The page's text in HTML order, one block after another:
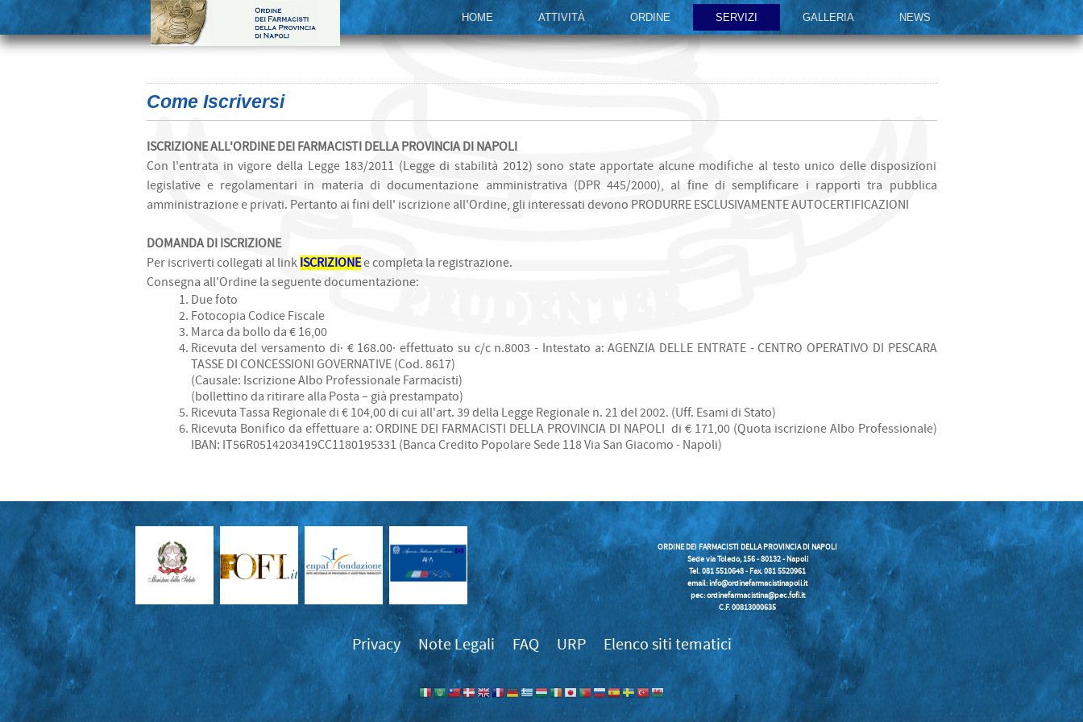
HOME ATTIVITÀ ORDINE SERVIZI GALLERIA NEWS
Come Iscriversi
ISCRIZIONE ALL'ORDINE DEI FARMACISTI DELLA PROVINCIA DI NAPOLI
Con l'entrata in vigore della Legge 183/2011 (Legge di stabilità 2012) sono state apportate alcune modifiche al testo unico delle disposizioni
legislative e regolamentari in materia di documentazione amministrativa (DPR 445/2000), al fine di semplificare i rapporti tra pubblica
amministrazione e privati. Pertanto ai fini dell' iscrizione all'Ordine, gli interessati devono PRODURRE ESCLUSIVAMENTE AUTOCERTIFICAZIONI
DOMANDA DI ISCRIZIONE
Per iscriverti collegati al link ISCRIZIONEe completa la registrazione.
Consegna all'Ordine la seguente documentazione:
Due foto
Fotocopia Codice Fiscale
Marca da bollo da € 16,00
Ricevuta del versamento di· € 168.00· effettuato su c/c n.8003 - Intestato a: AGENZIA DELLE ENTRATE - CENTRO OPERATIVO DI PESCARA
TASSE DI CONCESSIONI GOVERNATIVE (Cod. 8617)
(Causale: Iscrizione Albo Professionale Farmacisti)
(bollettino da ritirare alla Posta – già prestampato)
Ricevuta Tassa Regionale di € 104,00 di cui all'art. 39 della Legge Regionale n. 21 del 2002. (Uff. Esami di Stato)
Ricevuta Bonifico da effettuare a: ORDINE DEI FARMACISTI DELLA PROVINCIA DI NAPOLI di € 171,00 (Quota iscrizione Albo Professionale)
IBAN: IT56R0514203419CC1180195331 (Banca Credito Popolare Sede 118 Via San Giacomo - Napoli)
ORDINE DEI FARMACISTI DELLA PROVINCIA DI NAPOLI
Sede via Toledo, 156 - 80132 - Napoli
Tel. 081 5510648 - Fax. 081 5520961
email:info@ordinefarmacistinapoli.it
pec: ordinefarmacistina@pec.fofi.it
C.F. 00813000635
Privacy Note Legali FAQ URP Elenco siti tematici